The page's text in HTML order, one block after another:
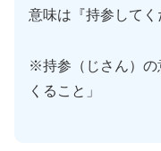
意味は『持参してく
※持参（じさん）の
くること」